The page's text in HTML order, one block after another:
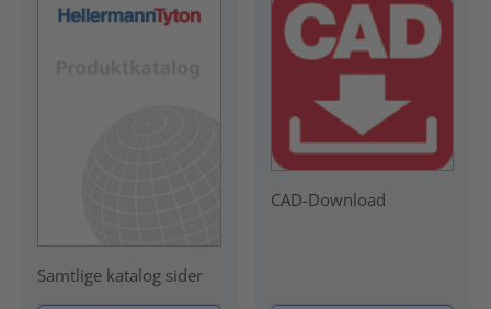
Samtlige katalog sider
CAD-Download